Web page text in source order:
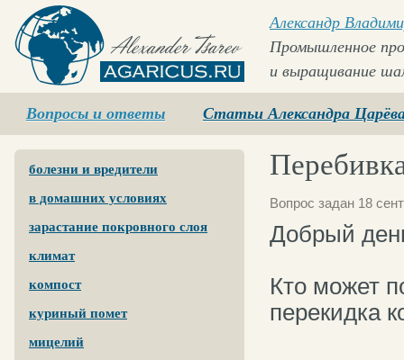
Agaricus.ru
Александр
Промышленное
и выращивание
Вопросы и ответы Статьи Александра
болезни и вредители
в домашних условиях
зарастание покровного слоя
климат
компост
куриный помет
мицелий
Вопрос задан 18
Добрый
Кто может
перекидка